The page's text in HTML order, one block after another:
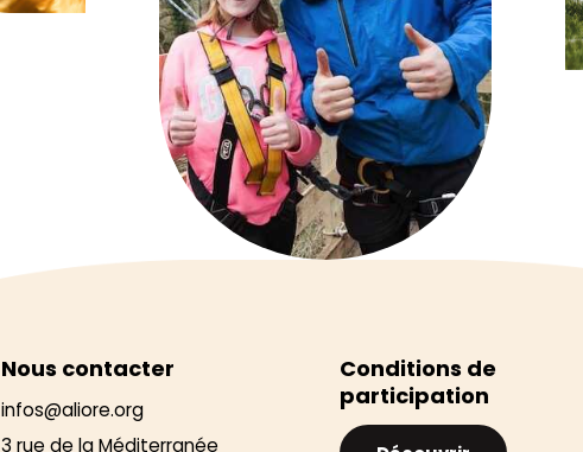
Nous contacter
infos@aliore.org
3 rue de la Méditerranée
Conditions de
participation